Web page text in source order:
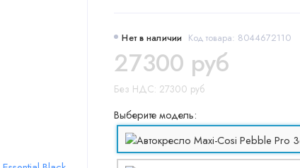
Нет в наличии Код товара: 8044672110
27300 руб
Без НДС: 27300 руб
Выберите модель: